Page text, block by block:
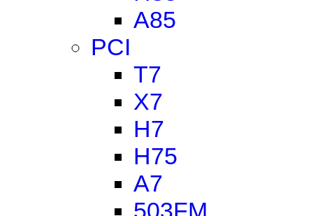
A85
PCI
T7
X7
H7
H75
A7
503FM